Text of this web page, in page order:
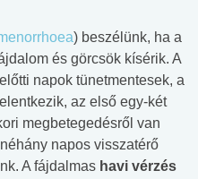
) beszélünk, ha a
és görcsök kísérik. A
napok tünetmentesek, a
az első egy-két
megbetegedésről van
napos visszatérő
A fájdalmas havi vérzés